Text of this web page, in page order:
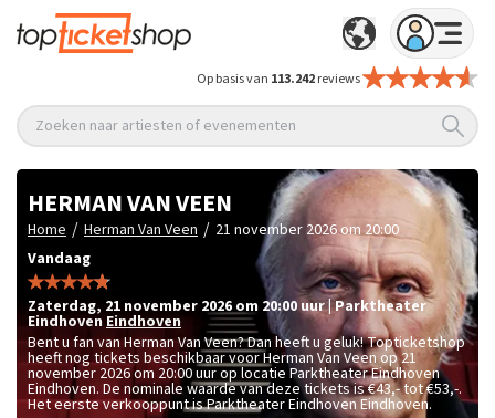
Op basis van 113.242reviews
Zoeken naar artiesten of evenementen
HERMAN VAN VEEN
Home / Herman Van Veen / 21 november 2026 om 20:00
Vandaag
zaterdag, 21 november 2026 om 20:00uur|Parktheater
EindhovenEindhoven
Bent u fan van Herman Van Veen? Dan heeft u geluk! Topticketshop
heeft nog tickets beschikbaar voor Herman Van Veen op 21
november 2026 om 20:00 uur op locatie Parktheater Eindhoven
Eindhoven. De nominale waarde van deze tickets is€43,- tot €53,-.
Het eerste verkooppunt is Parktheater Eindhoven Eindhoven.